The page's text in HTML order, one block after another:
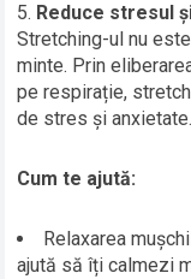
Reduce stresul
Stretching-ul nu
minte. Prin
pe respirație,
de stres și anxietate.
Cum te ajută:
Relaxarea
ajută să îți calmezi